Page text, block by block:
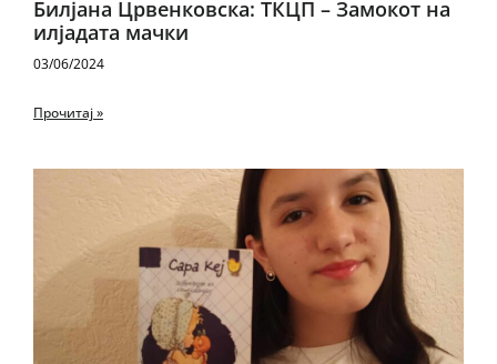
Билјана Црвенковска: ТКЦП – Замокот на
илјадата мачки
03/06/2024
Прочитај »